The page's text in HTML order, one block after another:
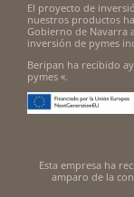
El proyecto de
nuestros productos
Gobierno de Navarra
inversión de pymes
Beripan ha recibido
pymes «.
Esta empresa ha
amparo de la